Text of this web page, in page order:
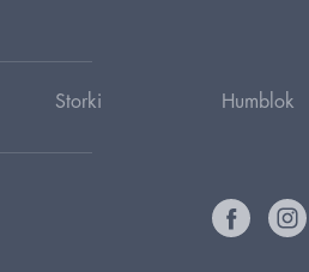
Storki Humblok